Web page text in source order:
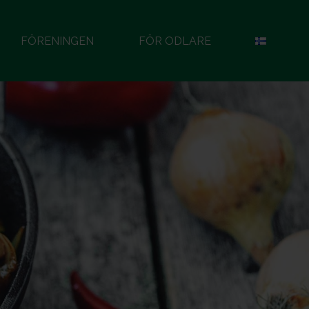
FÖRENINGEN FÖR ODLARE